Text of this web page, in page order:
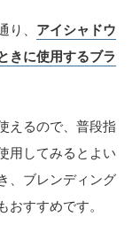
り、 アイシャドウ
きに使用するブラ
えるので、普段指
用してみるとよい
、ブレンディング
おすすめです。